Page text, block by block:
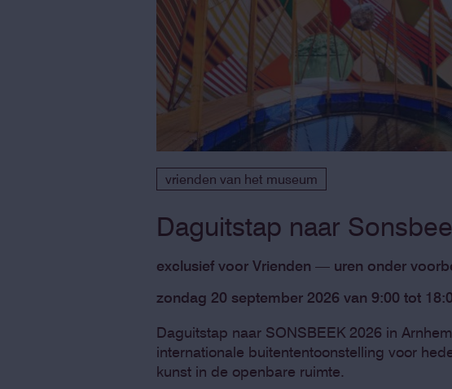
vrienden van het museum
Daguitstap naar
exclusief voor Vrienden — uren onder
zondag 20 september 2026 van 9:00 tot
Daguitstap naar SONSBEEK 2026 in
internationale buitententoonstelling voor
kunst in de openbare ruimte.